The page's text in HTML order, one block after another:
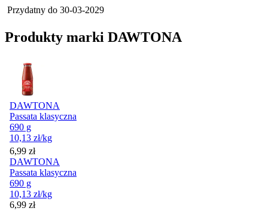
Przydatny do 30-03-2029
Produkty marki DAWTONA
DAWTONA
Passata klasyczna
690 g
10,13 zł/kg
Cena
6,99 zł
DAWTONA
Passata klasyczna
690 g
10,13 zł/kg
Cena
6,99 zł